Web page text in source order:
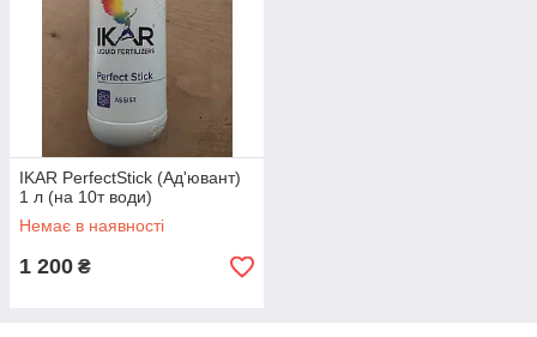
IKAR PerfectStick (Ад'ювант)
1 л (на 10т води)
Немає в наявності
1 200 ₴